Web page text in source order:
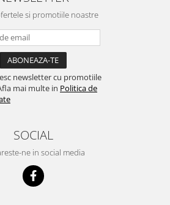
si promotiile noastre
newsletter cu promotiile
mai multe in Politica de
SOCIAL
ne in social media